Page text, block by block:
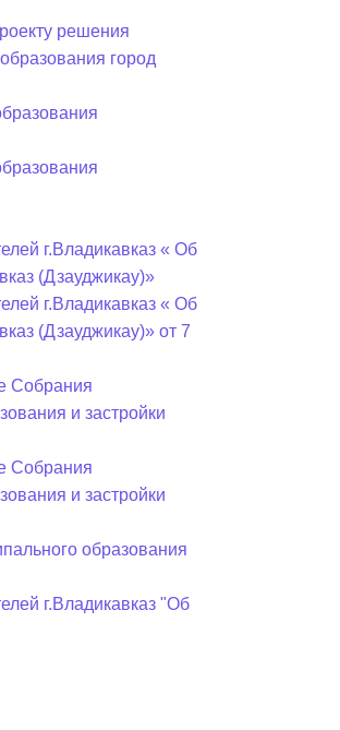
решения
город
г.Владикавказ « Об
(Дзауджикау)»
г.Владикавказ « Об
(Дзауджикау)» от 7
Собрания
и застройки
Собрания
и застройки
образования
г.Владикавказ "Об